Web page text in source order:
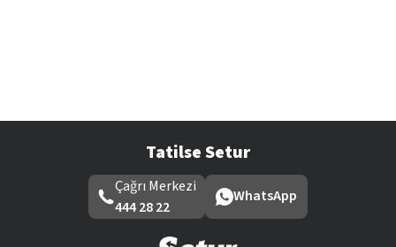
Tatilse Setur
Çağrı Merkezi
444 28 22
WhatsApp